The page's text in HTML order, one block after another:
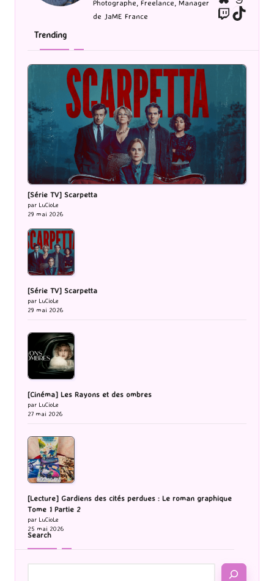
Photographe, Freelance, Manager
de JaME France
TwitchTikTok
Trending
[Série TV] Scarpetta
par LuCioLe
29 mai 2026
[Série TV] Scarpetta
par LuCioLe
29 mai 2026
[Cinéma] Les Rayons et des ombres
par LuCioLe
27 mai 2026
[Lecture] Gardiens des cités perdues : Le roman graphique
Tome 1 Partie 2
par LuCioLe
25 mai 2026
Search